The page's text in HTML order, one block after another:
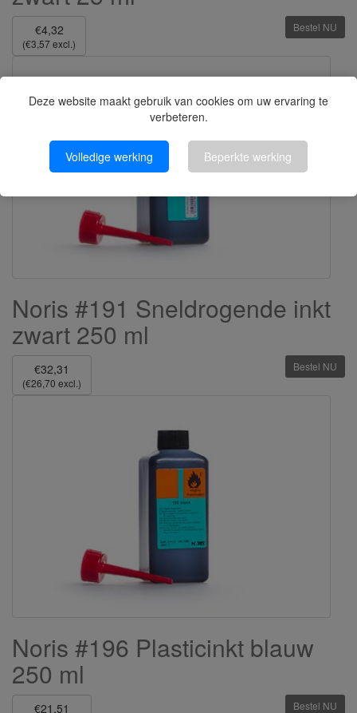
Deze website maakt gebruik van cookies om uw ervaring te
verbeteren.
Volledige werking Beperkte werking
€4,32
(€3,57 excl.)
Bestel NU
Noris #191 Sneldrogende inkt
zwart 250 ml
€32,31
(€26,70 excl.)
Bestel NU
Noris #196 Plasticinkt blauw
250 ml
€21,51 Bestel NU